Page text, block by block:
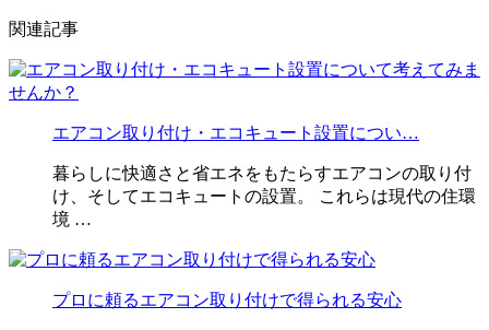
関連記事
エアコン取り付け・エコキュート設置につい…
暮らしに快適さと省エネをもたらすエアコンの取り付
け、そしてエコキュートの設置。 これらは現代の住環
境 …
プロに頼るエアコン取り付けで得られる安心